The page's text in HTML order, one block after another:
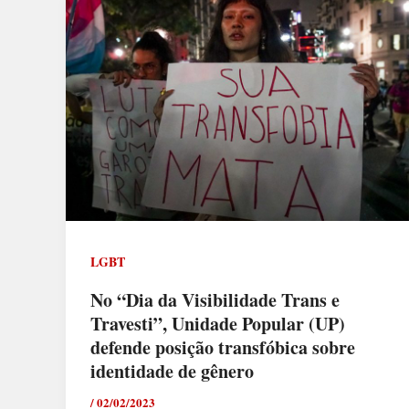
LGBT
No “Dia da Visibilidade Trans e
Travesti”, Unidade Popular (UP)
defende posição transfóbica sobre
identidade de gênero
/02/02/2023